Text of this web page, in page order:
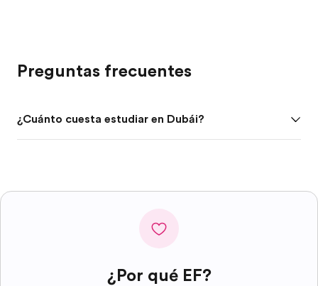
Preguntas frecuentes
¿Cuánto cuesta estudiar en Dubái?
¿Por qué EF?